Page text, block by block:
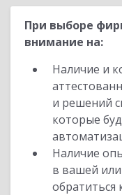
При выборе
внимание на:
Наличие и
и решений
которые
Наличие
в вашей
обратиться